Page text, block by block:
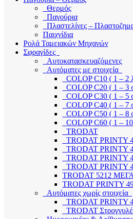
Θερμός
Παγούρια
Πλαστελίνες –
Παιχνίδια
Ρολά Ταμειακών Μηχανών
Σφραγίδες
Αυτοκατασκευαζόμενες
Αυτόματες με στοιχεία
COLOP C10 ( 1 – 2
COLOP C20 ( 1 – 3
COLOP C30 ( 1 – 5
COLOP C40 ( 1 – 7
COLOP C50 ( 1 – 8
COLOP C60 ( 1 –
TRODAT
TRODAT PRINTY
TRODAT PRINTY
TRODAT PRINTY
TRODAT PRINTY
TRODAT 5212
TRODAT PRINTY
Αυτόματες χωρίς στοιχεία
TRODAT PRINTY
TRODAT